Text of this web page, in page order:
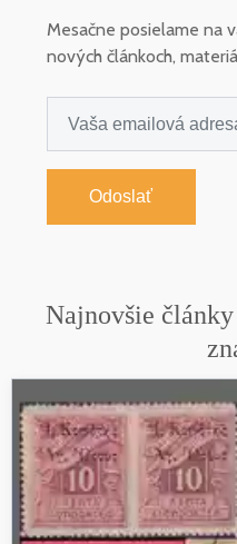
Mesačne posielame na
nových článkoch,
Odoslať
Najnovšie